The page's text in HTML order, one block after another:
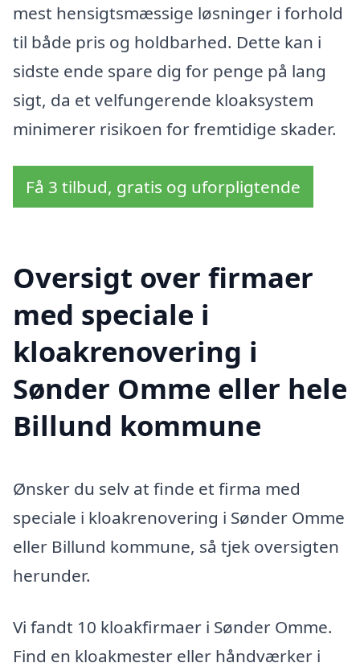
mest hensigtsmæssige løsninger i forhold
til både pris og holdbarhed. Dette kan i
sidste ende spare dig for penge på lang
sigt, da et velfungerende kloaksystem
minimerer risikoen for fremtidige skader.
Få 3 tilbud, gratis og uforpligtende
Oversigt over firmaer
med speciale i
kloakrenovering i
Sønder Omme eller hele
Billund kommune
Ønsker du selv at finde et firma med
speciale i kloakrenovering i Sønder Omme
eller Billund kommune, så tjek oversigten
herunder.
Vi fandt 10 kloakfirmaer i Sønder Omme.
Find en kloakmester eller håndværker i